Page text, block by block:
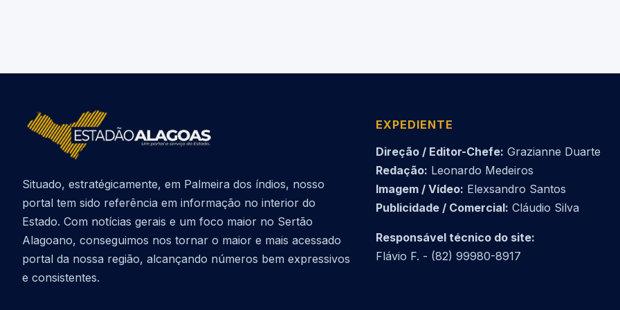
Situado, estratégicamente, em Palmeira dos índios, nosso
portal tem sido referência em informação no interior do
Estado. Com notícias gerais e um foco maior no Sertão
Alagoano, conseguimos nos tornar o maior e mais acessado
portal da nossa região, alcançando números bem expressivos
e consistentes.
EXPEDIENTE
Direção / Editor-Chefe: Grazianne Duarte
Redação: Leonardo Medeiros
Imagem / Vídeo: Elexsandro Santos
Publicidade / Comercial: Cláudio Silva
Responsável técnico do site:
Flávio F. - (82) 99980-8917